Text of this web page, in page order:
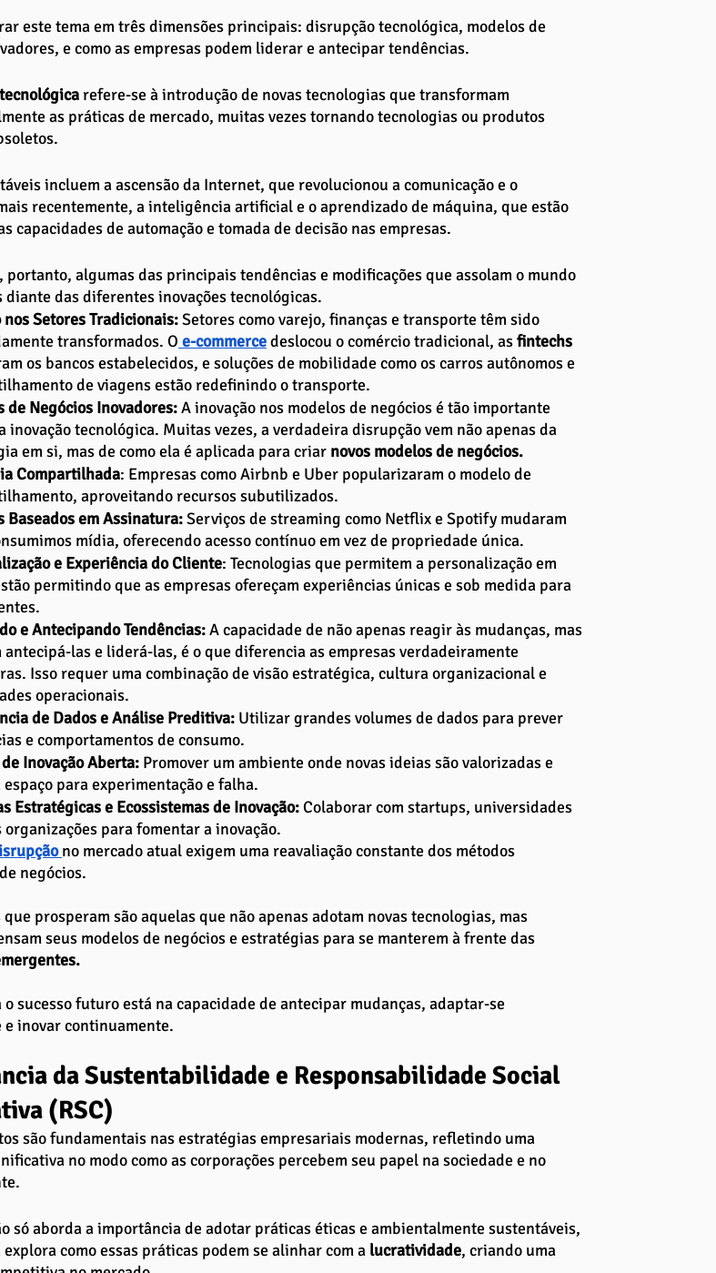
este tema em três dimensões principais: disrupção tecnológica, modelos de
e como as empresas podem liderar e antecipar tendências.
refere-se à introdução de novas tecnologias que transformam
as práticas de mercado, muitas vezes tornando tecnologias ou produtos
incluem a ascensão da Internet, que revolucionou a comunicação e o
recentemente, a inteligência artificial e o aprendizado de máquina, que estão
capacidades de automação e tomada de decisão nas empresas.
portanto, algumas das principais tendências e modificações que assolam o mundo
diante das diferentes inovações tecnológicas.
Setores Tradicionais: Setores como varejo, finanças e transporte têm sido
transformados. O e-commerce deslocou o comércio tradicional, as fintechs
os bancos estabelecidos, e soluções de mobilidade como os carros autônomos e
de viagens estão redefinindo o transporte.
de Negócios Inovadores: A inovação nos modelos de negócios é tão importante
inovação tecnológica. Muitas vezes, a verdadeira disrupção vem não apenas da
em si, mas de como ela é aplicada para criar novos modelos de negócios.
Compartilhada: Empresas como Airbnb e Uber popularizaram o modelo de
aproveitando recursos subutilizados.
Baseados em Assinatura: Serviços de streaming como Netflix e Spotify mudaram
mídia, oferecendo acesso contínuo em vez de propriedade única.
e Experiência do Cliente: Tecnologias que permitem a personalização em
permitindo que as empresas ofereçam experiências únicas e sob medida para
e Antecipando Tendências: A capacidade de não apenas reagir às mudanças, mas
antecipá-las e liderá-las, é o que diferencia as empresas verdadeiramente
Isso requer uma combinação de visão estratégica, cultura organizacional e
operacionais.
de Dados e Análise Preditiva: Utilizar grandes volumes de dados para prever
e comportamentos de consumo.
Inovação Aberta: Promover um ambiente onde novas ideias são valorizadas e
espaço para experimentação e falha.
Estratégicas e Ecossistemas de Inovação: Colaborar com startups, universidades
organizações para fomentar a inovação.
no mercado atual exigem uma reavaliação constante dos métodos
negócios.
que prosperam são aquelas que não apenas adotam novas tecnologias, mas
seus modelos de negócios e estratégias para se manterem à frente das
o sucesso futuro está na capacidade de antecipar mudanças, adaptar-se
inovar continuamente.
da Sustentabilidade e Responsabilidade Social
(RSC)
são fundamentais nas estratégias empresariais modernas, refletindo uma
no modo como as corporações percebem seu papel na sociedade e no
só aborda a importância de adotar práticas éticas e ambientalmente sustentáveis,
como essas práticas podem se alinhar com a lucratividade, criando uma